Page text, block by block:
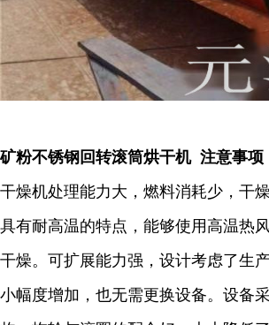
矿粉不锈钢回转滚筒烘干机 注意事项
干燥机处理能力大，燃料消耗少，干
具有耐高温的特点，能够使用高温热
干燥。可扩展能力强，设计考虑了生
小幅度增加，也无需更换设备。设备